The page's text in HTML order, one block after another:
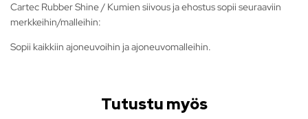
Cartec Rubber Shine / Kumien siivous ja ehostus sopii seuraaviin
merkkeihin/malleihin:
Sopii kaikkiin ajoneuvoihin ja ajoneuvomalleihin.
Tutustu myös